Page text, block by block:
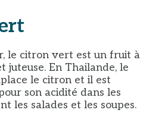
le citron vert est un fruit à
juteuse. En Thailande, le
le citron et il est
son acidité dans les
les salades et les soupes.